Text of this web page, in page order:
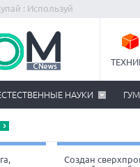
: Используй
НАУКИ
Создан